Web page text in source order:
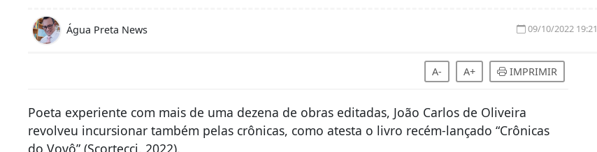
Água Preta News 09/10/2022 19:21
A- A+ IMPRIMIR
Poeta experiente com mais de uma dezena de obras editadas, João Carlos de Oliveira
revolveu incursionar também pelas crônicas, como atesta o livro recém-lançado “Crônicas